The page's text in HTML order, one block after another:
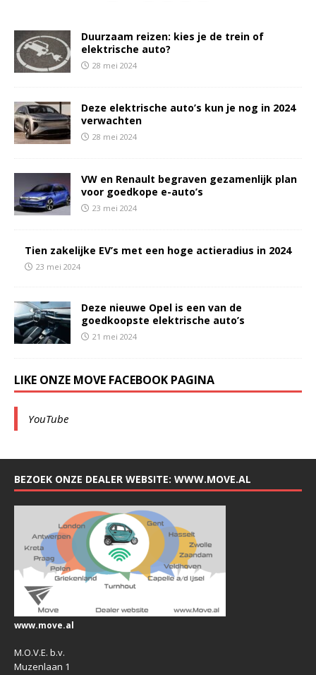
Duurzaam reizen: kies je de trein of
elektrische auto?
28 mei 2024
Deze elektrische auto’s kun je nog in 2024
verwachten
28 mei 2024
VW en Renault begraven gezamenlijk plan
voor goedkope e-auto’s
23 mei 2024
Tien zakelijke EV’s met een hoge actieradius in 2024
23 mei 2024
Deze nieuwe Opel is een van de
goedkoopste elektrische auto’s
21 mei 2024
LIKE ONZE MOVE FACEBOOK PAGINA
YouTube
BEZOEK ONZE DEALER WEBSITE: WWW.MOVE.AL
www.move.al
M.O.V.E. b.v.
Muzenlaan 1